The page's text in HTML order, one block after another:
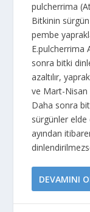
pulcherrima
Bitkinin sürgün
pembe
E.pulcherrima
sonra bitki
azaltılır,
ve Mart-Nisan
Daha sonra
sürgünler elde
ayından
DEVAMINI